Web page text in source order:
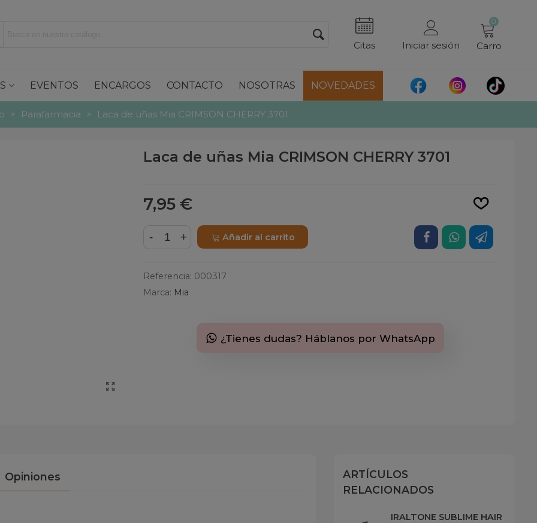
Citas Iniciar sesión
0
Carro
EVENTOS ENCARGOS CONTACTO NOSOTRAS NOVEDADES
> Parafarmacia > Laca de uñas Mia CRIMSON CHERRY 3701
Laca de uñas Mia CRIMSON CHERRY 3701
7,95 €
- + Añadir al carrito
Referencia: 000317
Marca: Mia
¿Tienes dudas? Háblanos por WhatsApp
Opiniones
ARTÍCULOS
RELACIONADOS
IRALTONE SUBLIME HAIR